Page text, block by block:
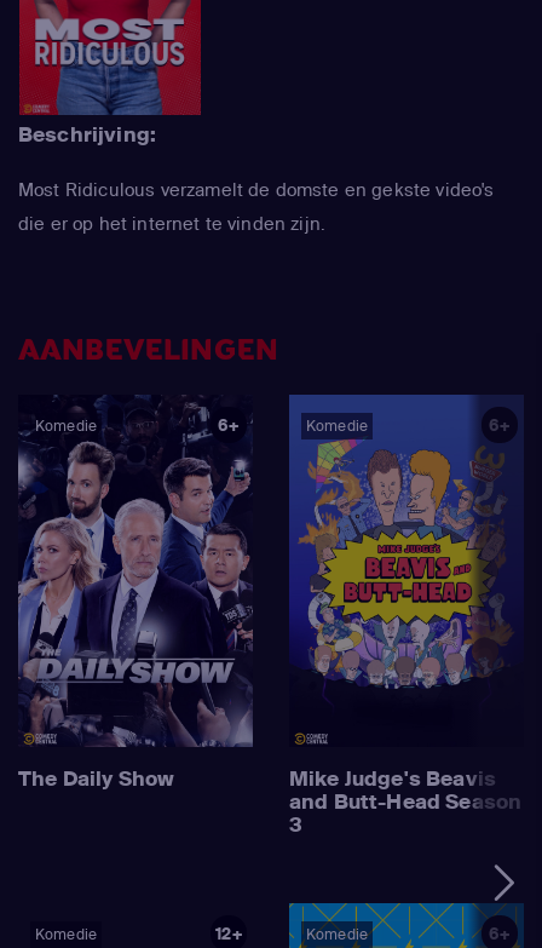
Beschrijving:
Most Ridiculous verzamelt de domste en gekste video's
die er op het internet te vinden zijn.
AANBEVELINGEN
Komedie 6+
The Daily Show
Komedie 6+
Mike Judge's Beavis
and Butt-Head Season
3
Komedie 12+ Komedie 6+